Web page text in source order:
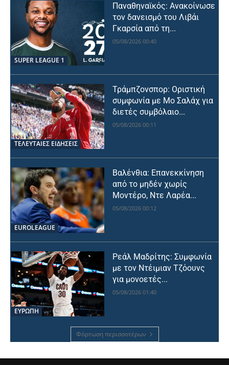
SUPER LEAGUE 1
Παναθηναϊκός: Ανακοίνωσε
τον δανεισμό του Λιβάι
Γκαρσία από τη...
05/08/2026 00:40
ΤΕΛΕΥΤΑΙΕΣ ΕΙΔΗΣΕΙΣ
Τράμπζονσπορ: Οριστική
συμφωνία με Μο Σαλάχ για
διετές συμβόλαιο...
05/08/2026 00:11
EUROLEAGUE
Βαλένθια: Επανεκκίνηση
από το μηδέν χωρίς
Μοντέρο, Ντε Λαρέα...
05/08/2026 00:12
ΕΥΡΩΠΗ
Ρεάλ Μαδρίτης: Συμφωνία
με τον Ντέιμιαν Τζόουνς
για μονοετές...
05/08/2026 01:40
Φόρτωση περισσοτέρων